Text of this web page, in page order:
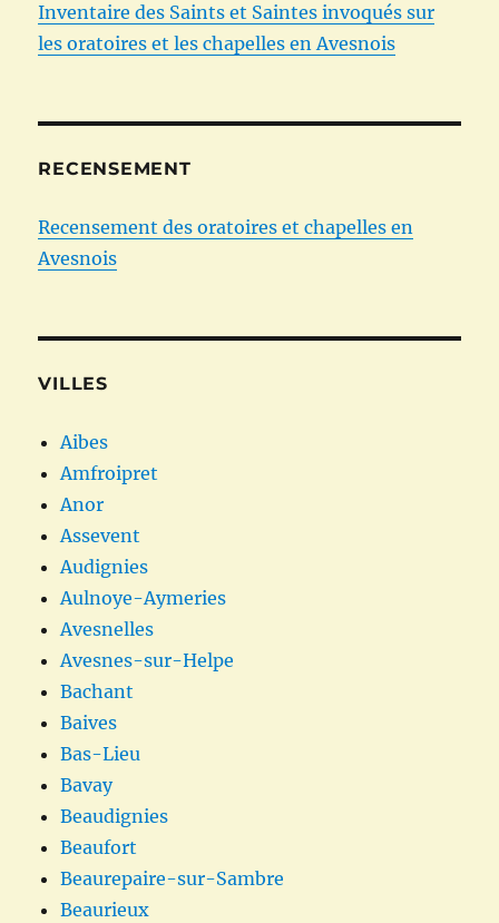
Inventaire des Saints et Saintes invoqués sur
les oratoires et les chapelles en Avesnois
RECENSEMENT
Recensement des oratoires et chapelles en
Avesnois
VILLES
Aibes
Amfroipret
Anor
Assevent
Audignies
Aulnoye-Aymeries
Avesnelles
Avesnes-sur-Helpe
Bachant
Baives
Bas-Lieu
Bavay
Beaudignies
Beaufort
Beaurepaire-sur-Sambre
Beaurieux